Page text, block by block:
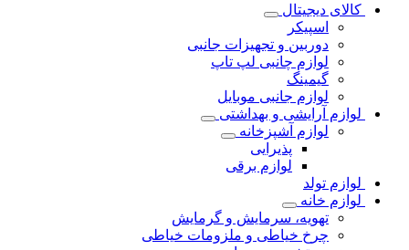
کالای دیجیتال
اسپیکر
دوربین و تجهیزات جانبی
لوازم چانبی لپ تاپ
گیمینگ
لوازم جانبی موبایل
لوازم آرایشی و بهداشتی
لوازم آشپزخانه
پذیرایی
لوازم برقی
لوازم تولد
لوازم خانه
تهویه، سرمایش و گرمایش
چرخ خیاطی و ملزومات خیاطی